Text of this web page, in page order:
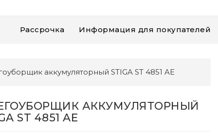
Рассрочка Информация для покупателей
аккумуляторный STIGA ST 4851 AE
АККУМУЛЯТОРНЫЙ
ST 4851 AE